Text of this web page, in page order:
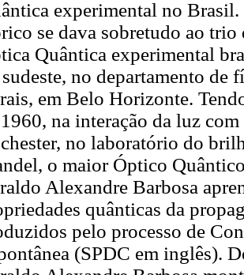
experimental no Brasil.
se dava sobretudo ao
Quântica experimental
no departamento de
em Belo Horizonte.
na interação da luz
no laboratório do
o maior Óptico
Alexandre Barbosa
quânticas da
pelo processo de
(SPDC em inglês).